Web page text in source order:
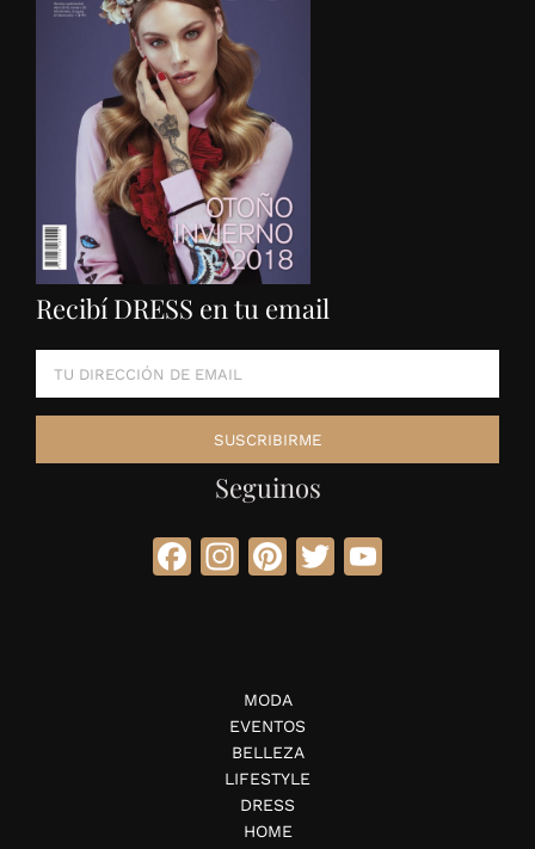
Recibí DRESS en tu email
Seguinos
Facebook
Instagram
Pinterest
Twitter
MODA
EVENTOS
BELLEZA
LIFESTYLE
DRESS
HOME